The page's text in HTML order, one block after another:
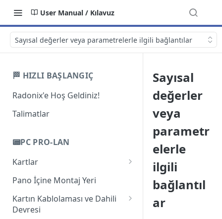
User Manual / Kılavuz
Sayısal değerler veya parametrelerle ilgili bağlantılar
🏁 HIZLI BAŞLANGIÇ
Radonix'e Hoş Geldiniz!
Talimatlar
📟PC PRO-LAN
Kartlar
Giriş
PC-Pro LAN 2A
PC-Pro LAN 3AS
Pano İçine Montaj Yeri
Kartın Kablolaması ve Dahili
Devresi
Sayısal
değerler
veya
parametr
elerle
ilgili
bağlantıl
ar